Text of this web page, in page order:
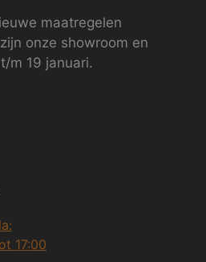
maatregelen
onze showroom en
m 19 januari.
17:00